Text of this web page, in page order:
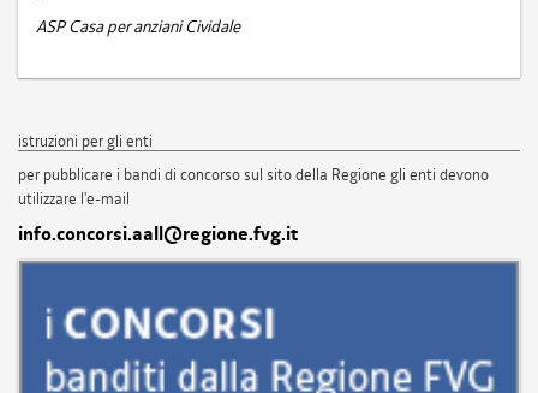
ASP Casa per anziani Cividale
istruzioni per gli enti
per pubblicare i bandi di concorso sul sito della Regione gli enti devono
utilizzare l'e-mail
info.concorsi.aall@regione.fvg.it